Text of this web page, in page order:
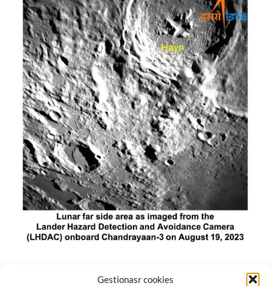
Gestionasr cookies